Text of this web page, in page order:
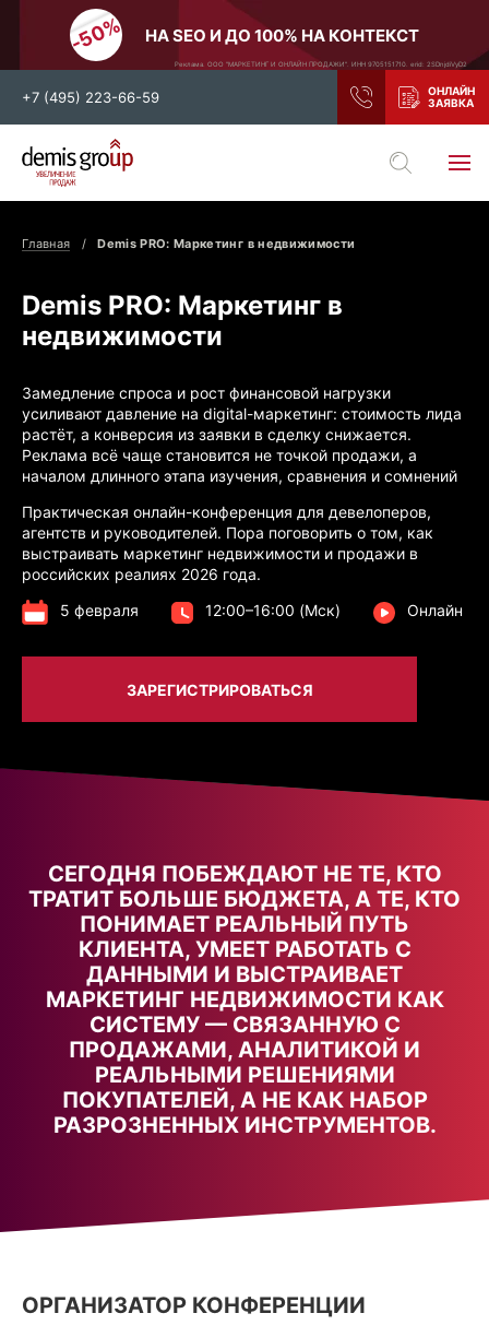
НА SEO И ДО 100% НА КОНТЕКСТ
Реклама. ООО "МАРКЕТИНГ И ОНЛАЙН ПРОДАЖИ". ИНН 9705151710. erid: 2SDnjdiVyD2
+7 (495) 223-66-59
Выберите свой город
Нижний Новгород
Воронеж
Новосибирск
Казань
и все регионы РФ
Главная Demis PRO: Маркетинг в недвижимости
Demis PRO: Маркетинг в
недвижимости
Замедление спроса и рост финансовой нагрузки
усиливают давление на digital-маркетинг: стоимость лида
растёт, а конверсия из заявки в сделку снижается.
Реклама всё чаще становится не точкой продажи, а
началом длинного этапа изучения, сравнения и сомнений
Практическая онлайн-конференция для девелоперов,
агентств и руководителей. Пора поговорить о том, как
выстраивать маркетинг недвижимости и продажи в
российских реалиях 2026 года.
5 февраля
12:00–16:00 (Мск) Онлайн
ЗАРЕГИСТРИРОВАТЬСЯ
СЕГОДНЯ ПОБЕЖДАЮТ НЕ ТЕ, КТО
ТРАТИТ БОЛЬШЕ БЮДЖЕТА, А ТЕ, КТО
ПОНИМАЕТ РЕАЛЬНЫЙ ПУТЬ
КЛИЕНТА, УМЕЕТ РАБОТАТЬ С
ДАННЫМИ И ВЫСТРАИВАЕТ
МАРКЕТИНГ НЕДВИЖИМОСТИ КАК
СИСТЕМУ — СВЯЗАННУЮ С
ПРОДАЖАМИ, АНАЛИТИКОЙ И
РЕАЛЬНЫМИ РЕШЕНИЯМИ
ПОКУПАТЕЛЕЙ, А НЕ КАК НАБОР
РАЗРОЗНЕННЫХ ИНСТРУМЕНТОВ.
ОРГАНИЗАТОР КОНФЕРЕНЦИИ